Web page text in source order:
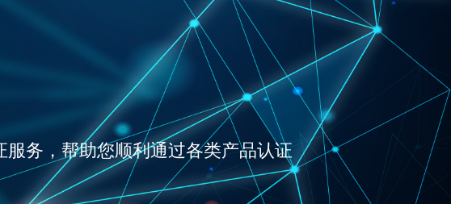
务，帮助您顺利通过各类产品认证